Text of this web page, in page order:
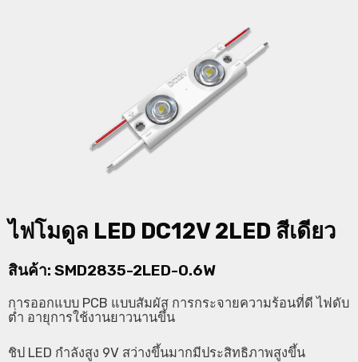
ไฟโมดูล LED DC12V 2LED สีเดียว
สินค้า: SMD2835-2LED-0.6W
การออกแบบ PCB แบบสัมผัส การกระจายความร้อนที่ดี ไฟดับ
ต่ำ อายุการใช้งานยาวนานขึ้น
ชิป LED กำลังสูง 9V สว่างขึ้นมากมีประสิทธิภาพสูงขึ้น